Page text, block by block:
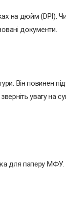
на дюйм (DPI).
документи.
Він повинен
увагу на
для паперу